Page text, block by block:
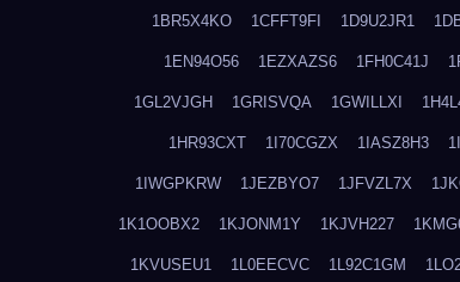
1BR5X4KO 1CFFT9FI 1D9U2JR1
1EN94O56 1EZXAZS6 1FH0C41J
1GL2VJGH 1GRISVQA 1GWILLXI
1HR93CXT 1I70CGZX 1IASZ8H3
1IWGPKRW 1JEZBYO7 1JFVZL7X
1K1OOBX2 1KJONM1Y 1KJVH227
1KVUSEU1 1L0EECVC 1L92C1GM